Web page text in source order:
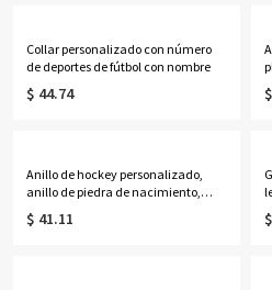
Collar personalizado con número
de deportes de fútbol con nombre
$ 44.74
Anillo de hockey personalizado,
anillo de piedra de nacimiento,
anillo de latón/plata, regalo de
cumpleaños/día de la madre para
$ 41.11